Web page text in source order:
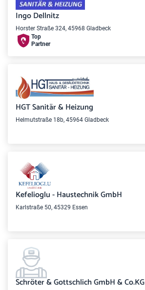
Ingo Dellnitz
Horster Straße 324, 45968 Gladbeck
Top
Partner
HGT Sanitär & Heizung
Helmutstraße 18b, 45964 Gladbeck
Kefelioglu - Haustechnik GmbH
Karlstraße 50, 45329 Essen
Schröter & Gottschlich GmbH & Co.KG